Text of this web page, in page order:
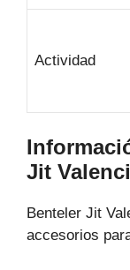
Actividad
Jit
Benteler Jit
accesorios